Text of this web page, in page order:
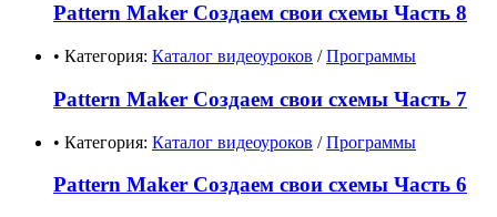
Pattern Maker Создаем свои схемы Часть 8
• Категория: Каталог видеоуроков /Программы
Pattern Maker Создаем свои схемы Часть 7
• Категория: Каталог видеоуроков /Программы
Pattern Maker Создаем свои схемы Часть 6